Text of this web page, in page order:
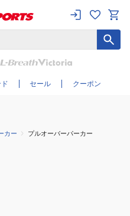
セール クーポン
り込む
カー プルオーバーパーカー